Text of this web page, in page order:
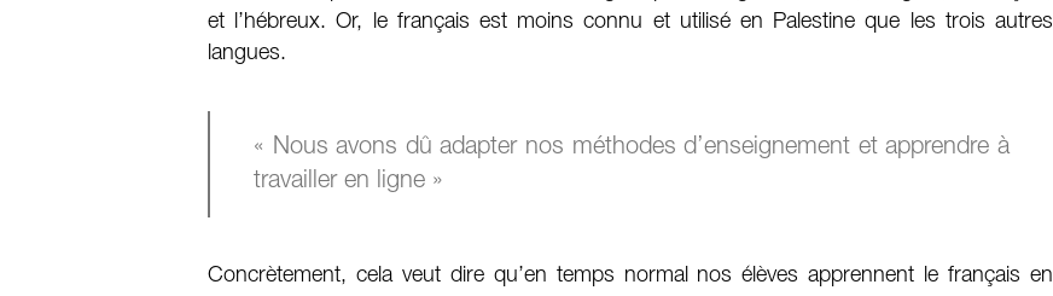
et l’hébreux. Or, le français est moins connu et utilisé en Palestine que les trois autres
langues.
« Nous avons dû adapter nos méthodes d’enseignement et apprendre à
travailler en ligne »
Concrètement, cela veut dire qu’en temps normal nos élèves apprennent le français en